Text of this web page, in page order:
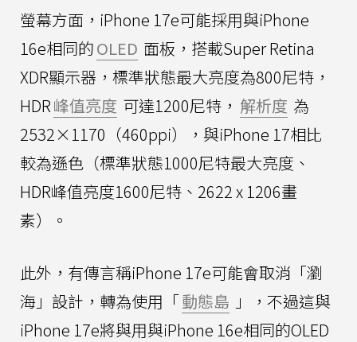
螢幕方面，iPhone 17e可能採用與iPhone
16e相同的OLED 面板，搭載Super Retina
XDR顯示器，標準狀態最大亮度為800尼特，
HDR峰值亮度 可達1200尼特， 解析度 為
2532×1170（460ppi），與iPhone 17相比
較為遜色（標準狀態1000尼特最大亮度、
HDR峰值亮度1600尼特、2622 x 1206畫
素）。
此外，有傳言稱iPhone 17e可能會取消「瀏
海」設計，轉為使用「動態島 」，不過這與
iPhone 17e將與用與iPhone 16e相同的OLED